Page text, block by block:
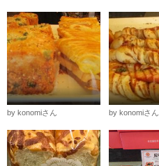
by konomiさん by konomiさん